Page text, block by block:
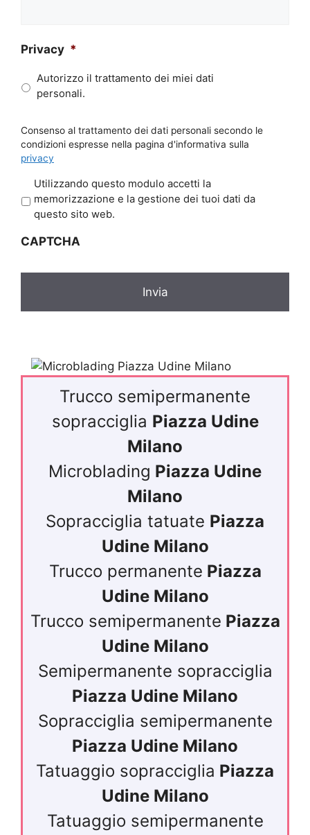
Privacy *
Autorizzo il trattamento dei miei dati
personali.
Consenso al trattamento dei dati personali secondo le
condizioni espresse nella pagina d'informativa sulla
privacy
r
a
y
Utilizzando questo modulo accetti la
memorizzazione e la gestione dei tuoi dati da
questo sito web.
CAPTCHA
Trucco semipermanente
sopracciglia Piazza Udine
Milano
Microblading Piazza Udine
Milano
Sopracciglia tatuate Piazza
Udine Milano
Trucco permanente Piazza
Udine Milano
Trucco semipermanente Piazza
Udine Milano
Semipermanente sopracciglia
Piazza Udine Milano
Sopracciglia semipermanente
Piazza Udine Milano
Tatuaggio sopracciglia Piazza
Udine Milano
Tatuaggio semipermanente